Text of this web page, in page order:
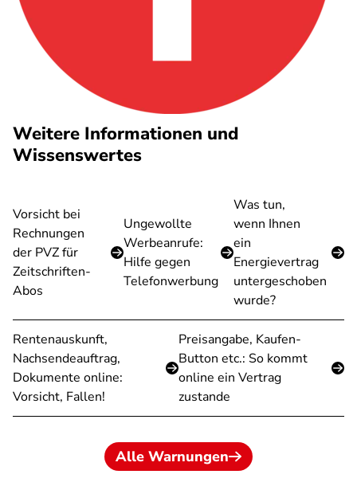
Weitere Informationen und
Wissenswertes
Vorsicht bei
Rechnungen
der PVZ für
Zeitschriften-
Abos
Ungewollte
Werbeanrufe:
Hilfe gegen
Telefonwerbung
Was tun,
wenn Ihnen
ein
Energievertrag
untergeschoben
wurde?
Rentenauskunft,
Nachsendeauftrag,
Dokumente online:
Vorsicht, Fallen!
Preisangabe, Kaufen-
Button etc.: So kommt
online ein Vertrag
zustande
Alle Warnungen